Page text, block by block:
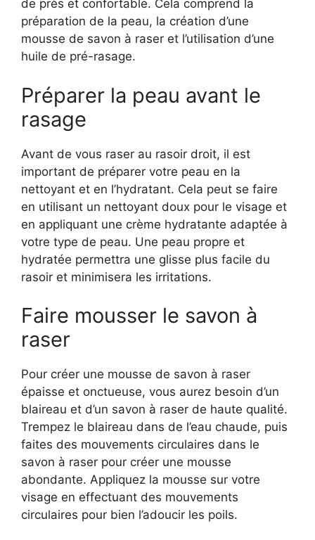
de près et confortable. Cela comprend la
préparation de la peau, la création d’une
mousse de savon à raser et l’utilisation d’une
huile de pré-rasage.
Préparer la peau avant le
rasage
Avant de vous raser au rasoir droit, il est
important de préparer votre peau en la
nettoyant et en l’hydratant. Cela peut se faire
en utilisant un nettoyant doux pour le visage et
en appliquant une crème hydratante adaptée à
votre type de peau. Une peau propre et
hydratée permettra une glisse plus facile du
rasoir et minimisera les irritations.
Faire mousser le savon à
raser
Pour créer une mousse de savon à raser
épaisse et onctueuse, vous aurez besoin d’un
blaireau et d’un savon à raser de haute qualité.
Trempez le blaireau dans de l’eau chaude, puis
faites des mouvements circulaires dans le
savon à raser pour créer une mousse
abondante. Appliquez la mousse sur votre
visage en effectuant des mouvements
circulaires pour bien l’adoucir les poils.